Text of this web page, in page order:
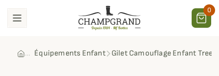
0
Équipements Enfant Gilet Camouflage Enfant